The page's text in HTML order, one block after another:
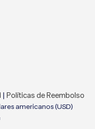
| Políticas de Reembolso
americanos (USD)